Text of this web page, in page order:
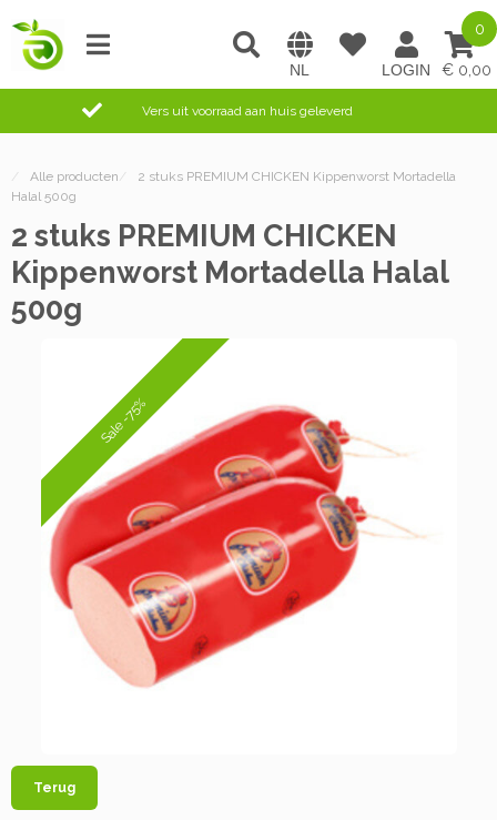
0,00
0
Vers uit voorraad aan huis geleverd
/ Alle producten /
2 stuks PREMIUM CHICKEN Kippenworst Mortadella
Halal 500g
2 stuks PREMIUM CHICKEN
Kippenworst Mortadella Halal
500g
Sale -75%
Terug